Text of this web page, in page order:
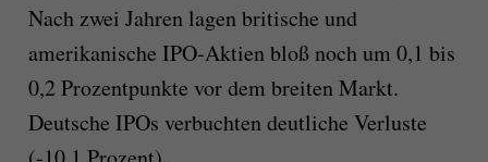
Nach zwei Jahren lagen britische und
amerikanische IPO-Aktien bloß noch um 0,1 bis
0,2 Prozentpunkte vor dem breiten Markt.
Deutsche IPOs verbuchten deutliche Verluste